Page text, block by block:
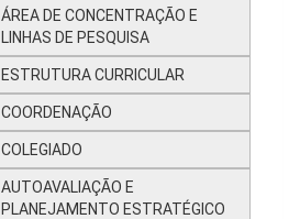
ÁREA DE CONCENTRAÇÃO E
LINHAS DE PESQUISA
ESTRUTURA CURRICULAR
COORDENAÇÃO
COLEGIADO
AUTOAVALIAÇÃO E
PLANEJAMENTO ESTRATÉGICO